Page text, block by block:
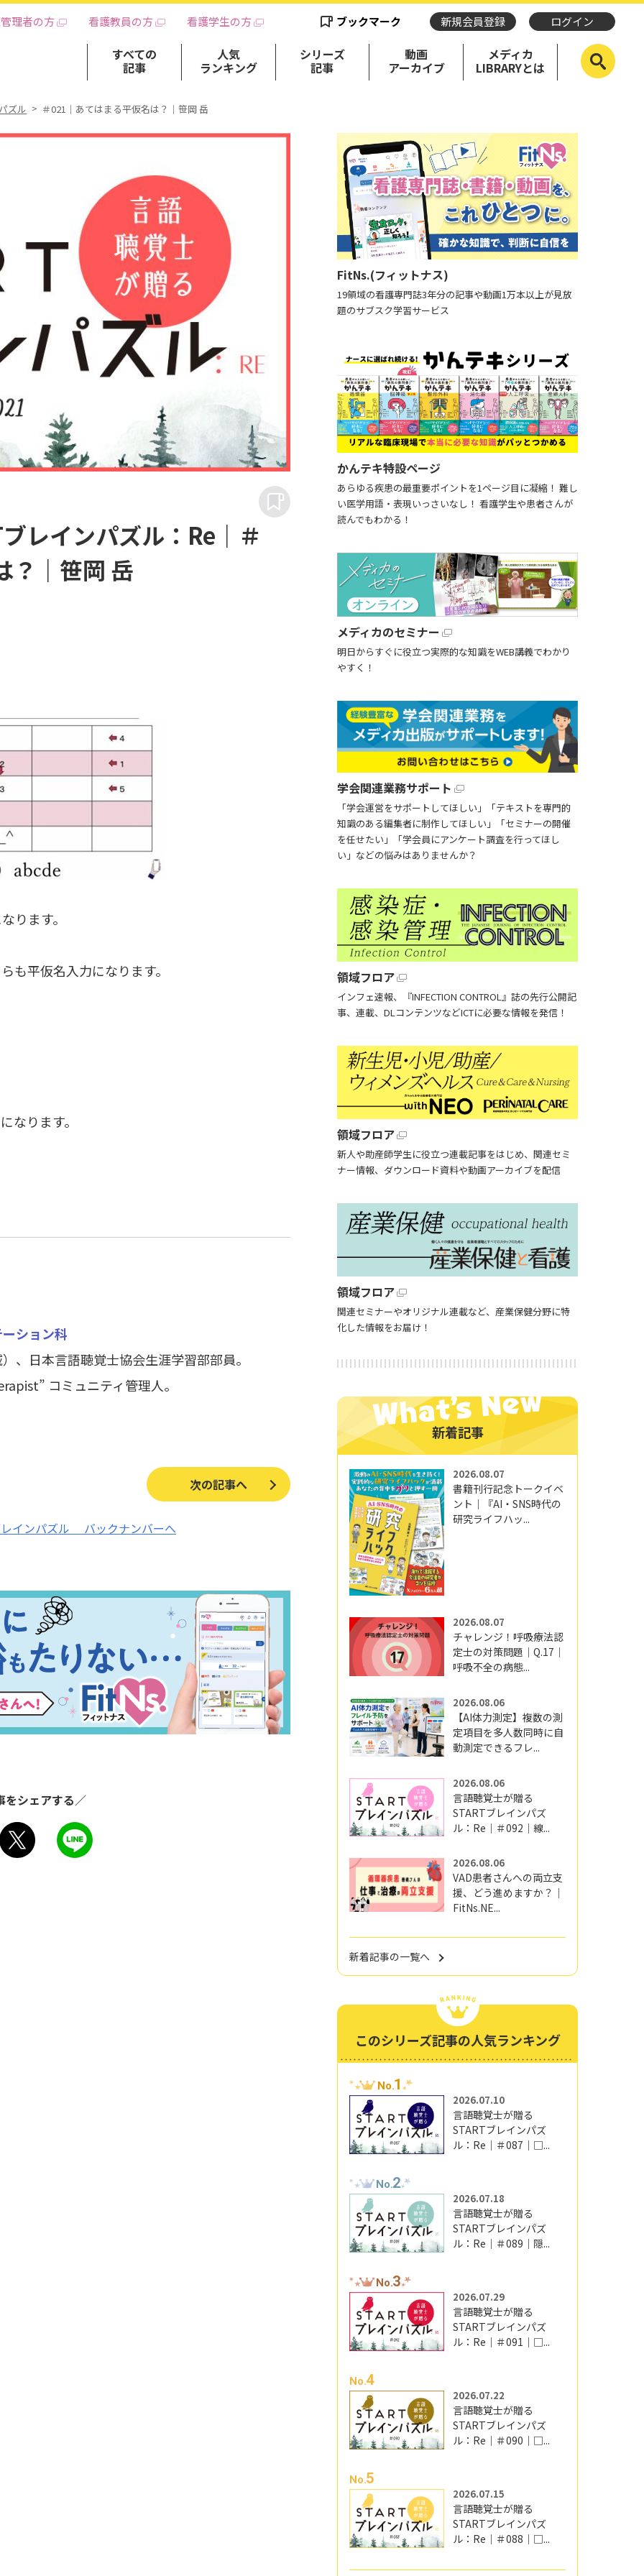
理者の方 看護教員の方 看護学生の方 ブックマーク 新規会員登録 ログイン
すべての
記事
人気
ランキング
シリーズ
記事
動画
アーカイブ
メディカ
LIBRARYとは
ズル ＃021｜あてはまる平仮名は？｜笹岡 岳
レインパズル：Re｜＃
？｜笹岡 岳
になります。
も平仮名入力になります。
なります。
ション科
、日本言語聴覚士協会生涯学習部部員。
コミュニティ管理人。
次の記事へ
インパズル バックナンバーへ
をシェアする／
FitNs.(フィットナス)
19領域の看護専門誌3年分の記事や動画1万本以上が見放
題のサブスク学習サービス
かんテキ特設ページ
あらゆる疾患の最重要ポイントを1ページ目に凝縮！ 難し
い医学用語・表現いっさいなし！ 看護学生や患者さんが
読んでもわかる！
メディカのセミナー
明日からすぐに役立つ実際的な知識をWEB講義でわかり
やすく！
学会関連業務サポート
「学会運営をサポートしてほしい」「テキストを専門的
知識のある編集者に制作してほしい」「セミナーの開催
を任せたい」「学会員にアンケート調査を行ってほし
い」などの悩みはありませんか？
領域フロア
インフェ速報、『INFECTION CONTROL』誌の先行公開記
事、連載、DLコンテンツなどICTに必要な情報を発信！
領域フロア
新人や助産師学生に役立つ連載記事をはじめ、関連セミ
ナー情報、ダウンロード資料や動画アーカイブを配信
領域フロア
関連セミナーやオリジナル連載など、産業保健分野に特
化した情報をお届け！
新着記事
2026.08.07
書籍刊行記念トークイベ
ント｜『AI・SNS時代の
研究ライフハッ...
2026.08.07
チャレンジ！呼吸療法認
定士の対策問題｜Q.17｜
呼吸不全の病態...
2026.08.06
【AI体力測定】複数の測
定項目を多人数同時に自
動測定できるフレ...
2026.08.06
言語聴覚士が贈る
STARTブレインパズ
ル：Re｜＃092｜線...
2026.08.06
VAD患者さんへの両立支
援、どう進めますか？｜
FitNs.NE...
新着記事の一覧へ
このシリーズ記事の人気ランキング
No.1
2026.07.10
言語聴覚士が贈る
STARTブレインパズ
ル：Re｜＃087｜□...
No.2
2026.07.18
言語聴覚士が贈る
STARTブレインパズ
ル：Re｜＃089｜隠...
No.3
2026.07.29
言語聴覚士が贈る
STARTブレインパズ
ル：Re｜＃091｜□...
No.4
2026.07.22
言語聴覚士が贈る
STARTブレインパズ
ル：Re｜＃090｜□...
No.5
2026.07.15
言語聴覚士が贈る
STARTブレインパズ
ル：Re｜＃088｜□...